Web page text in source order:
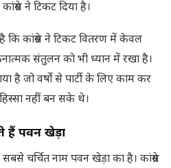
ने टिकट दिया है।
कि कांग्रेस ने टिकट वितरण में केवल
संतुलन को भी ध्यान में रखा है।
है जो वर्षों से पार्टी के लिए काम कर
नहीं बन सके थे।
हैं पवन खेड़ा
चर्चित नाम पवन खेड़ा का है। कांग्रेस